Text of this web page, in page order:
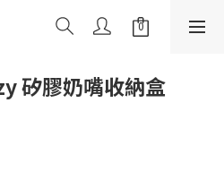
矽膠奶嘴收納盒